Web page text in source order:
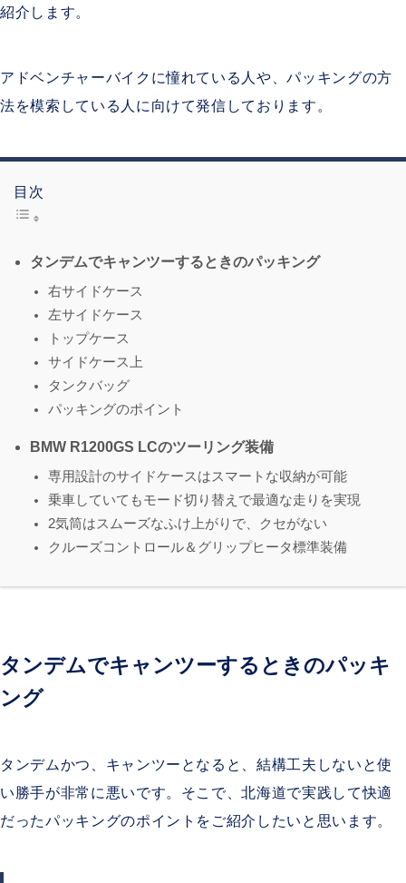
紹介します。
アドベンチャーバイクに憧れている人や、パッキングの方
法を模索している人に向けて発信しております。
目次
タンデムでキャンツーするときのパッキング
右サイドケース
左サイドケース
トップケース
サイドケース上
タンクバッグ
パッキングのポイント
BMW R1200GS LCのツーリング装備
専用設計のサイドケースはスマートな収納が可能
乗車していてもモード切り替えで最適な走りを実現
2気筒はスムーズなふけ上がりで、クセがない
クルーズコントロール＆グリップヒータ標準装備
タンデムでキャンツーするときのパッキ
ング
タンデムかつ、キャンツーとなると、結構工夫しないと使
い勝手が非常に悪いです。そこで、北海道で実践して快適
だったパッキングのポイントをご紹介したいと思います。